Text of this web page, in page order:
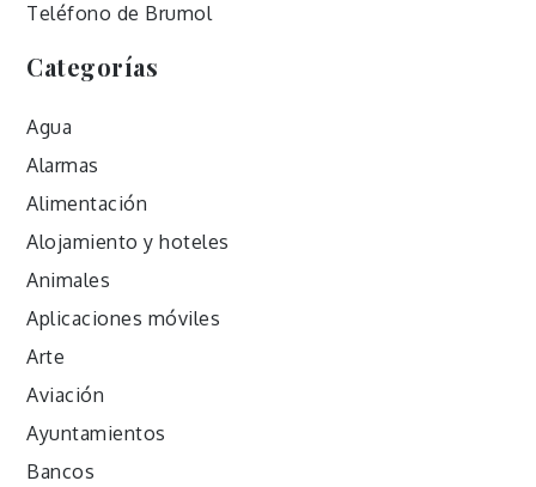
Teléfono de Brumol
Categorías
Agua
Alarmas
Alimentación
Alojamiento y hoteles
Animales
Aplicaciones móviles
Arte
Aviación
Ayuntamientos
Bancos